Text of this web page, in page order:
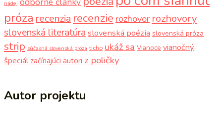
nádej
próza recenzia recenzie rozhovor rozhovory
slovenská literatúra slovenská poézia slovenská próza
strip súčasná slovenská próza ticho ukáž sa Vianoce vianočný
špeciál začínajúci autori z poličky
Autor projektu